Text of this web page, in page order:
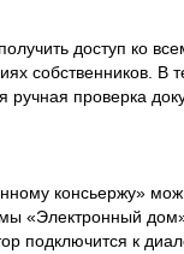
доступ ко
собственников. В
ручная проверка
консьержу»
«Электронный
подключится к